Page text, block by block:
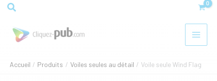
Aller
contenu
Rechercher
Accueil Produits Voiles seules au détail Voile seule Wind Flag